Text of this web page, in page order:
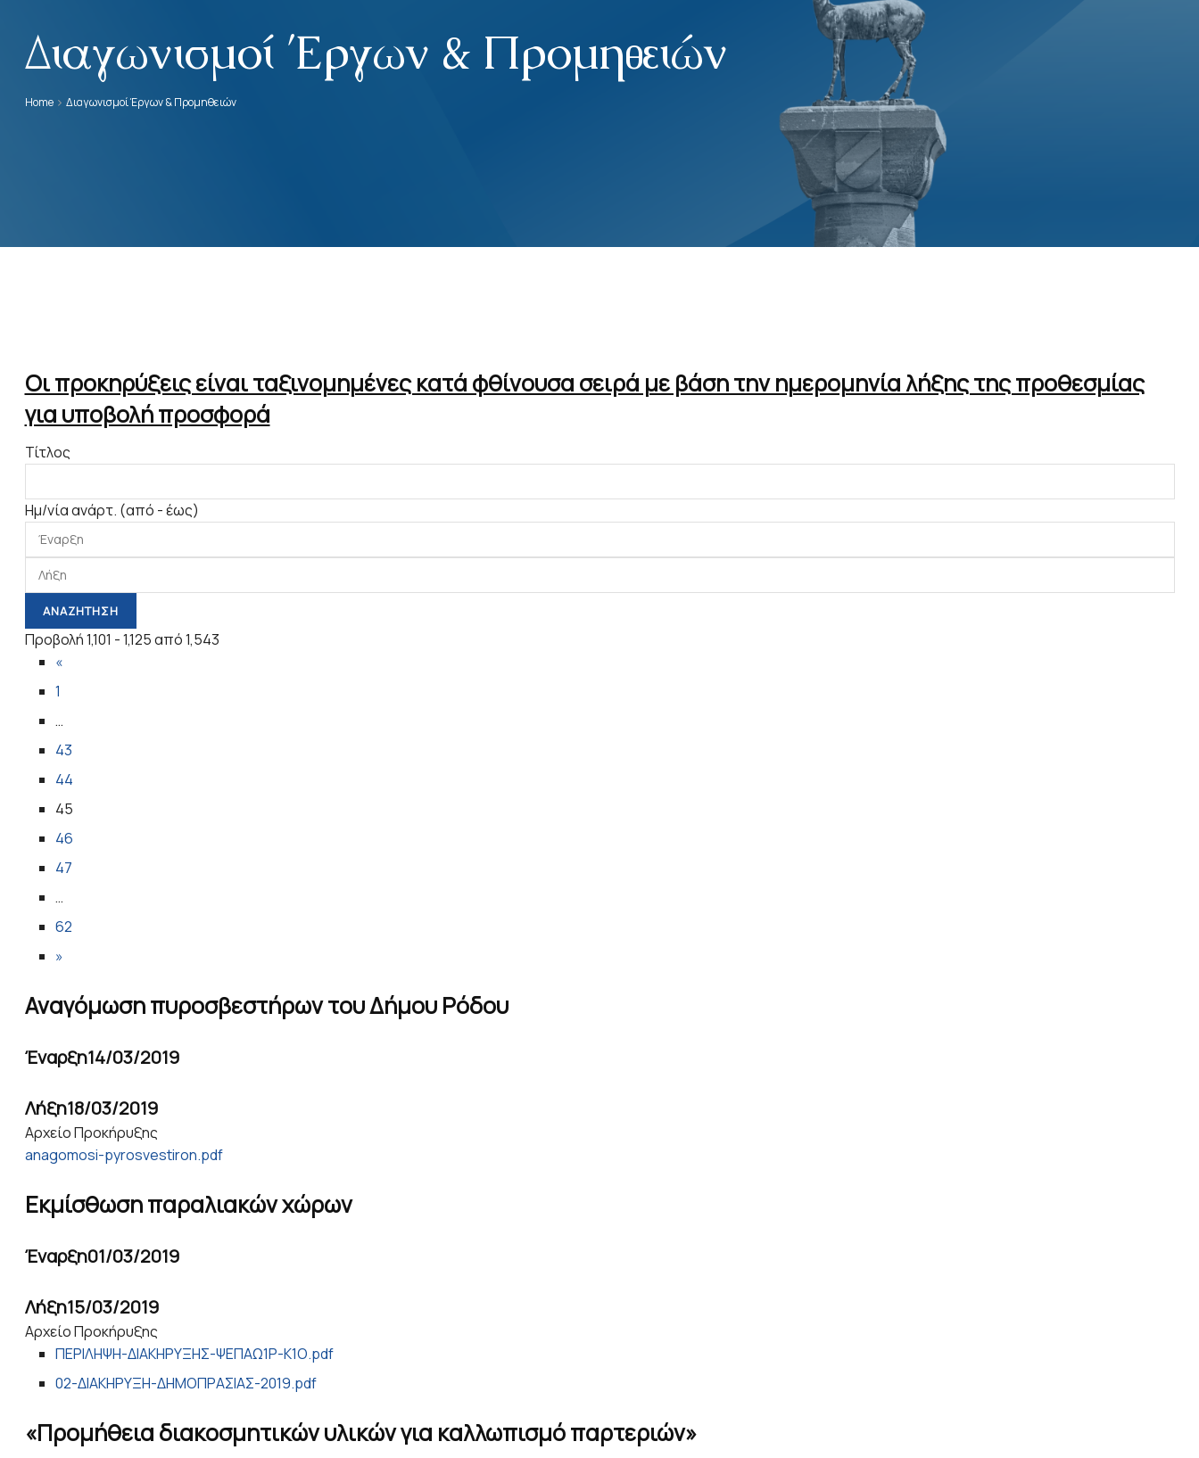
Διαγωνισμοί Έργων & Προμηθειών
Home Διαγωνισμοί Έργων & Προμηθειών
Οι προκηρύξεις είναι ταξινομημένες κατά φθίνουσα σειρά με βάση την ημερομηνία λήξης της προθεσμίας
για υποβολή προσφορά
Τίτλος
Ημ/νία ανάρτ. (από - έως)
Προβολή 1,101 - 1,125 από 1,543
«
1
…
43
44
45
46
47
…
62
»
Αναγόμωση πυροσβεστήρων του Δήμου Ρόδου
Έναρξη14/03/2019
Λήξη18/03/2019
Αρχείο Προκήρυξης
anagomosi-pyrosvestiron.pdf
Εκμίσθωση παραλιακών χώρων
Έναρξη01/03/2019
Λήξη15/03/2019
Αρχείο Προκήρυξης
ΠΕΡΙΛΗΨΗ-ΔΙΑΚΗΡΥΞΗΣ-ΨΕΠΑΩ1Ρ-Κ1Ο.pdf
02-ΔΙΑΚΗΡΥΞΗ-ΔΗΜΟΠΡΑΣΙΑΣ-2019.pdf
«Προμήθεια διακοσμητικών υλικών για καλλωπισμό παρτεριών»